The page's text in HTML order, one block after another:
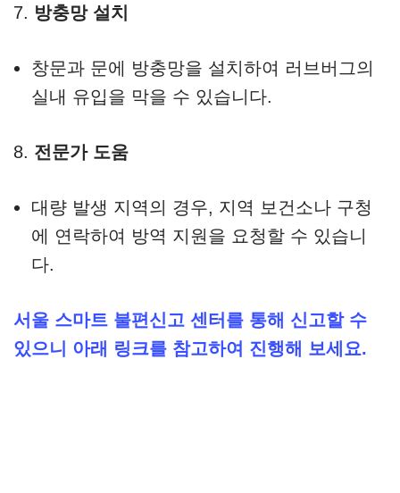
7. 방충망 설치
창문과 문에 방충망을 설치하여 러브버그의
실내 유입을 막을 수 있습니다.
8. 전문가 도움
대량 발생 지역의 경우, 지역 보건소나 구청
에 연락하여 방역 지원을 요청할 수 있습니
다.
서울 스마트 불편신고 센터를 통해 신고할 수
있으니 아래 링크를 참고하여 진행해 보세요.